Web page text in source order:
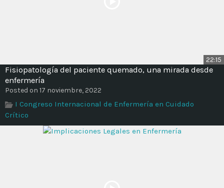
22:15
Fisiopatología del paciente quemado, una mirada desde
enfermería
Posted on 17 noviembre, 2022
I Congreso Internacional de Enfermería en Cuidado
Crítico